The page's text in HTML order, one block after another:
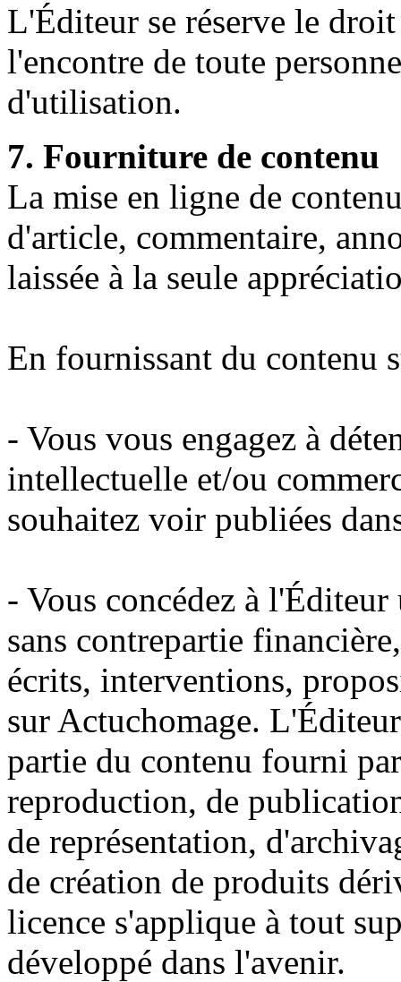
L'Éditeur se réserve le
l'encontre de toute
d'utilisation.
7. Fourniture de contenu
La mise en ligne de
d'article, commentaire,
laissée à la seule
En fournissant du contenu
- Vous vous engagez à
intellectuelle et/ou
souhaitez voir publiées
- Vous concédez à
sans contrepartie
écrits, interventions,
sur Actuchomage.
partie du contenu fourni
reproduction, de
de représentation,
de création de produits
licence s'applique à tout
développé dans l'avenir.